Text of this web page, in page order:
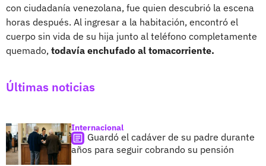
con ciudadanía venezolana, fue quien descubrió la escena
horas después. Al ingresar a la habitación, encontró el
cuerpo sin vida de su hija junto al teléfono completamente
quemado, todavía enchufado al tomacorriente.
Últimas noticias
Internacional
Guardó el cadáver de su padre durante
años para seguir cobrando su pensión